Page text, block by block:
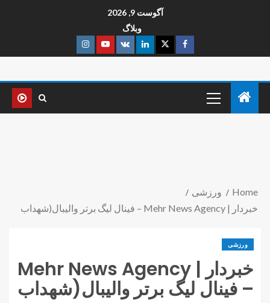
آگوست 9, 2026
وبلاگ
Home
ورزشی
خبردار | Mehr News Agency – فینال لیگ برتر والیبال(شهداب
ورزشی
خبردار | Mehr News Agency
– فینال لیگ برتر والیبال(شهداب